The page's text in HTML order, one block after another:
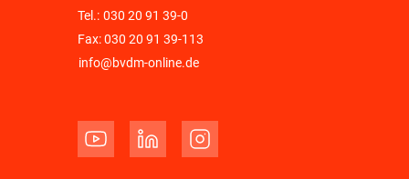
Tel.: 030 20 91 39-0
Fax: 030 20 91 39-113
info@bvdm-online.de